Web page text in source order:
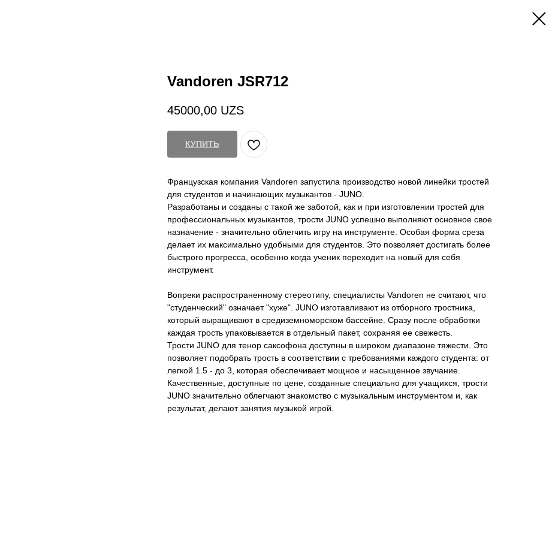
Vandoren JSR712
45000,00 UZS
КУПИТЬ
Французская компания Vandoren запустила производство новой линейки тростей
для студентов и начинающих музыкантов - JUNO.
Разработаны и созданы с такой же заботой, как и при изготовлении тростей для
профессиональных музыкантов, трости JUNO успешно выполняют основное свое
назначение - значительно облегчить игру на инструменте. Особая форма среза
делает их максимально удобными для студентов. Это позволяет достигать более
быстрого прогресса, особенно когда ученик переходит на новый для себя
инструмент.
Вопреки распространенному стереотипу, специалисты Vandoren не считают, что
"студенческий" означает "хуже". JUNO изготавливают из отборного тростника,
который выращивают в средиземноморском бассейне. Сразу после обработки
каждая трость упаковывается в отдельный пакет, сохраняя ее свежесть.
Трости JUNO для тенор саксофона доступны в широком диапазоне тяжести. Это
позволяет подобрать трость в соответствии с требованиями каждого студента: от
легкой 1.5 - до 3, которая обеспечивает мощное и насыщенное звучание.
Качественные, доступные по цене, созданные специально для учащихся, трости
JUNO значительно облегчают знакомство с музыкальным инструментом и, как
результат, делают занятия музыкой игрой.